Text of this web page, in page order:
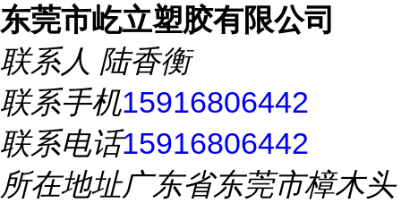
东莞市屹立塑胶有限公司
联系人 陆香衡
联系手机15916806442
联系电话15916806442
所在地址广东省东莞市樟木头